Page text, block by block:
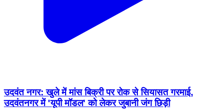
उदवंत नगर: खुले में मांस बिक्री पर रोक से सियासत गरमाई,
उदवंतनगर में 'यूपी मॉडल' को लेकर जुबानी जंग छिड़ी